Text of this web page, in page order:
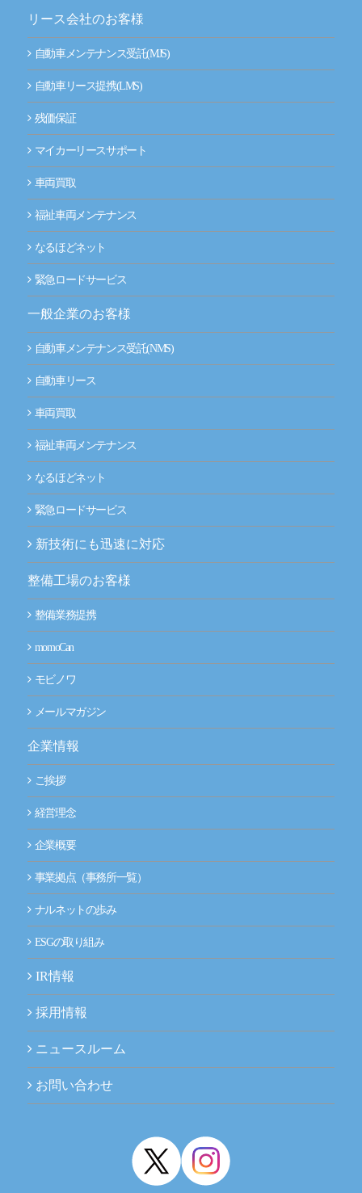
リース会社のお客様
自動車メンテナンス受託(MJS)
自動車リース提携(LMS)
残価保証
マイカーリースサポート
車両買取
福祉車両メンテナンス
なるほどネット
緊急ロードサービス
一般企業のお客様
自動車メンテナンス受託(NMS)
自動車リース
車両買取
福祉車両メンテナンス
なるほどネット
緊急ロードサービス
新技術にも迅速に対応
整備工場のお客様
整備業務提携
momoCan
モビノワ
メールマガジン
企業情報
ご挨拶
経営理念
企業概要
事業拠点（事務所一覧）
ナルネットの歩み
ESGの取り組み
IR情報
採用情報
ニュースルーム
お問い合わせ